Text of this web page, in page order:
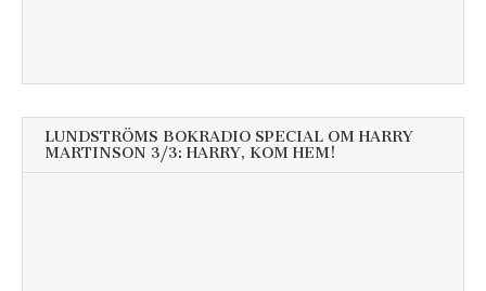
LUNDSTRÖMS BOKRADIO SPECIAL OM HARRY
MARTINSON 3/3: HARRY, KOM HEM!